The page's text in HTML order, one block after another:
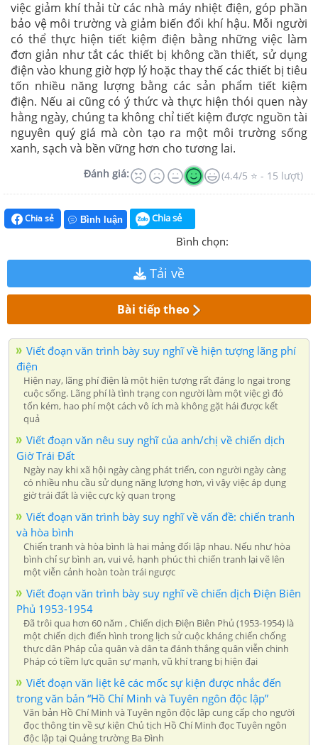
việc giảm khí thải từ các nhà máy nhiệt điện, góp phần
bảo vệ môi trường và giảm biến đổi khí hậu. Mỗi người
có thể thực hiện tiết kiệm điện bằng những việc làm
đơn giản như tắt các thiết bị không cần thiết, sử dụng
điện vào khung giờ hợp lý hoặc thay thế các thiết bị tiêu
tốn nhiều năng lượng bằng các sản phẩm tiết kiệm
điện. Nếu ai cũng có ý thức và thực hiện thói quen này
hằng ngày, chúng ta không chỉ tiết kiệm được nguồn tài
nguyên quý giá mà còn tạo ra một môi trường sống
xanh, sạch và bền vững hơn cho tương lai.
Đánh giá: (4.4/5 ⭐ - 15 lượt)
Chia sẻ Bình luận Chia sẻ
Bình chọn:
Tải về
Bài tiếp theo
Viết đoạn văn trình bày suy nghĩ về hiện tượng lãng phí
điện
Hiện nay, lãng phí điện là một hiện tượng rất đáng lo ngại trong
cuộc sống. Lãng phí là tình trạng con người làm một việc gì đó
tốn kém, hao phí một cách vô ích mà không gặt hái được kết
quả
Viết đoạn văn nêu suy nghĩ của anh/chị về chiến dịch
Giờ Trái Đất
Ngày nay khi xã hội ngày càng phát triển, con người ngày càng
có nhiều nhu cầu sử dụng năng lượng hơn, vì vậy việc áp dụng
giờ trái đất là việc cực kỳ quan trọng
Viết đoạn văn trình bày suy nghĩ về vấn đề: chiến tranh
và hòa bình
Chiến tranh và hòa bình là hai mảng đối lập nhau. Nếu như hòa
bình chỉ sự bình an, vui vẻ, hạnh phúc thì chiến tranh lại vẽ lên
một viễn cảnh hoàn toàn trái ngược
Viết đoạn văn trình bày suy nghĩ về chiến dịch Điện Biên
Phủ 1953-1954
Đã trôi qua hơn 60 năm , Chiến dịch Điện Biên Phủ (1953-1954) là
một chiến dịch điển hình trong lịch sử cuộc kháng chiến chống
thực dân Pháp của quân và dân ta đánh thắng quân viễn chinh
Pháp có tiềm lực quân sự mạnh, vũ khí trang bị hiện đại
Viết đoạn văn liệt kê các mốc sự kiện được nhắc đến
trong văn bản “Hồ Chí Minh và Tuyên ngôn độc lập”
Văn bản Hồ Chí Minh và Tuyên ngôn độc lập cung cấp cho người
đọc thông tin về sự kiện Chủ tịch Hồ Chí Minh đọc Tuyên ngôn
độc lập tại Quảng trường Ba Đình